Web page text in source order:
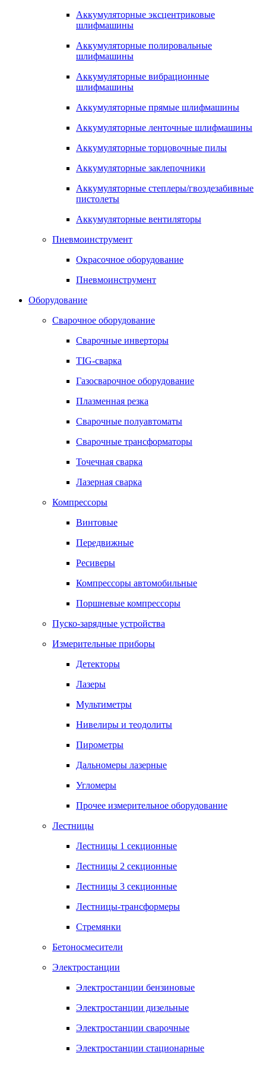
Аккумуляторные эксцентриковые
шлифмашины
Аккумуляторные полировальные
шлифмашины
Аккумуляторные вибрационные
шлифмашины
Аккумуляторные прямые шлифмашины
Аккумуляторные ленточные шлифмашины
Аккумуляторные торцовочные пилы
Аккумуляторные заклепочники
Аккумуляторные степлеры/гвоздезабивные
пистолеты
Аккумуляторные вентиляторы
Пневмоинструмент
Окрасочное оборудование
Пневмоинструмент
Оборудование
Сварочное оборудование
Сварочные инверторы
TIG-сварка
Газосварочное оборудование
Плазменная резка
Сварочные полуавтоматы
Сварочные трансформаторы
Точечная сварка
Лазерная сварка
Компрессоры
Винтовые
Передвижные
Ресиверы
Компрессоры автомобильные
Поршневые компрессоры
Пуско-зарядные устройства
Измерительные приборы
Детекторы
Лазеры
Мультиметры
Нивелиры и теодолиты
Пирометры
Дальномеры лазерные
Угломеры
Прочее измерительное оборудование
Лестницы
Лестницы 1 секционные
Лестницы 2 секционные
Лестницы 3 секционные
Лестницы-трансформеры
Стремянки
Бетоносмесители
Электростанции
Электростанции бензиновые
Электростанции дизельные
Электростанции сварочные
Электростанции стационарные